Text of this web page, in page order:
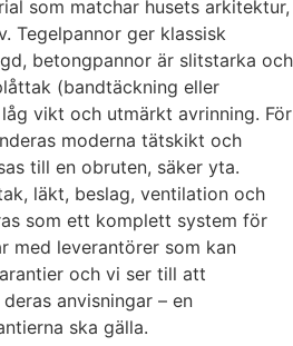
som matchar husets arkitektur,
Tegelpannor ger klassisk
betongpannor är slitstarka och
(bandtäckning eller
vikt och utmärkt avrinning. För
moderna tätskikt och
till en obruten, säker yta.
läkt, beslag, ventilation och
som ett komplett system för
med leverantörer som kan
och vi ser till att
anvisningar – en
ska gälla.